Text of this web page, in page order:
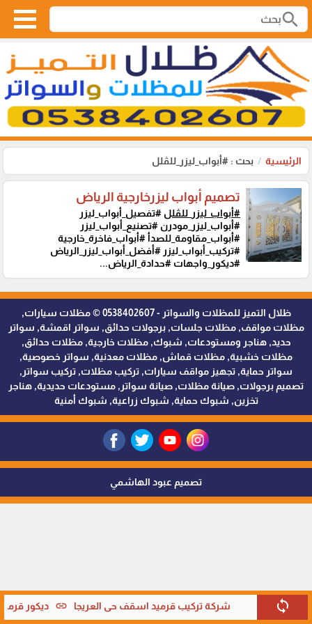
search
الرئيسية بحث : #أبواب_ليزر_للڤلل
sync شركة تركيب قرميد اسقف حي العريجا link ديكور
تصميم أبواب ليزرخارجية الرياض
#أبواب_ليزر_للڤلل #تفصيل_أبواب_ليزر
#أبواب_ليزر_مودرن #تصنيع_أبواب_ليزر
#أبواب_مقاومة_للصدأ #أبواب_فاخرة_خارجية
#تركيب_أبواب_ليزر #أفضل_أبواب_ليزر_الرياض
#ديكور_واجهات #حدادة_الرياض...
ظلال التميز للمظلات والسواتر - 0538402607 © مظلات سيارات,
مظلات مواقف, مظلات جلسات, برجولات حدائق, سواتر اقمشة, سواتر
حديد, هناجر ومستودعات, شبوك, مظلات خارجية, مظلات حدائق,
مظلات خشبية, مظلات قماش, مظلات معدنية, سواتر خصوصية,
سواتر حماية, تجهيز مواقف سيارات, تركيب مظلات, تركيب سواتر,
تصميم برجولات, صيانة مظلات, صيانة سواتر, مستودعات حديدية, هناجر
تخزين, شبوك حماية, شبوك زراعية, شبوك أمنية
تصميم عبود الهاشمي